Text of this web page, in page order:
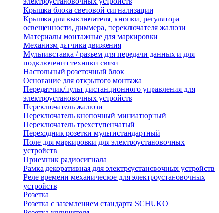
Крышка блока световой сигнализации
Крышка для выключателя, кнопки, регулятора
освещенности, диммера, переключателя жалюзи
Материалы монтажные для маркировки
Механизм датчика движения
Мультивставка / разъем для передачи данных и для
подключения техники связи
Настольный розеточный блок
Основание для открытого монтажа
Передатчик/пульт дистанционного управления для
электроустановочных устройств
Переключатель жалюзи
Переключатель кнопочный миниатюрный
Переключатель трехступенчатый
Переходник розетки мультистандартный
Поле для маркировки для электроустановочных
устройств
Приемник радиосигнала
Рамка декоративная для электроустановочных устройств
Реле времени механическое для электроустановочных
устройств
Розетка
Розетка с заземлением стандарта SCHUKO